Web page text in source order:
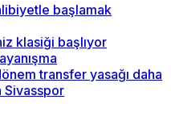
başlamak
klasiği başlıyor
transfer yasağı daha
Sivasspor